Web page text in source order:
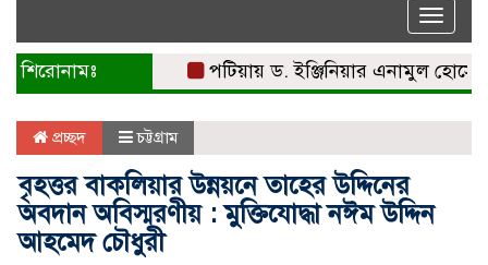
Toggle
শিরোনামঃ পটিয়ায় ড. ইঞ্জিনিয়ার এনামুল হোসেনকে
প্রচ্ছদ চট্টগ্রাম
বৃহত্তর বাকলিয়ার উন্নয়নে তাহের উদ্দিনের
অবদান অবিস্মরণীয় : মুক্তিযোদ্ধা নঈম উদ্দিন
আহমেদ চৌধুরী